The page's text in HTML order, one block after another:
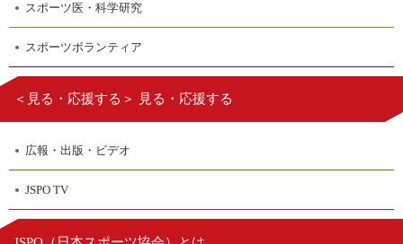
スポーツ医・科学研究
スポーツボランティア
＜見る・応援する＞ 見る・応援する
広報・出版・ビデオ
JSPO TV